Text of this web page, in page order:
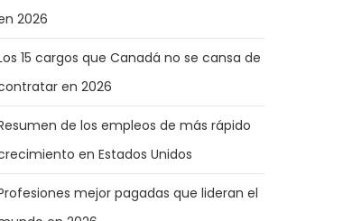
2026
15 cargos que Canadá no se cansa de
en 2026
de los empleos de más rápido
en Estados Unidos
mejor pagadas que lideran el